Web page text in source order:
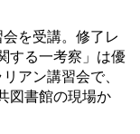
を受講。修了レ
する一考察」は優
アン講習会で、
図書館の現場か